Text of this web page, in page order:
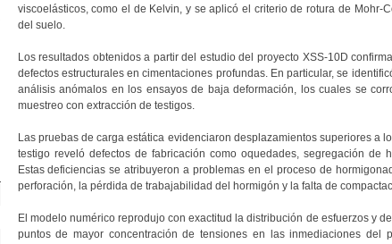
viscoelásticos, como el de Kelvin, y se aplicó el criterio de rotura de Mohr-
del suelo.
Los resultados obtenidos a partir del estudio del proyecto XSS-10D
defectos estructurales en cimentaciones profundas. En particular, se
análisis anómalos en los ensayos de baja deformación, los cuales se
muestreo con extracción de testigos.
Las pruebas de carga estática evidenciaron desplazamientos superiores a
testigo reveló defectos de fabricación como oquedades, segregación de
Estas deficiencias se atribuyeron a problemas en el proceso de
perforación, la pérdida de trabajabilidad del hormigón y la falta de
El modelo numérico reprodujo con exactitud la distribución de esfuerzos y
puntos de mayor concentración de tensiones en las inmediaciones del